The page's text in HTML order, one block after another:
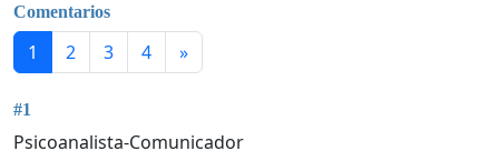
Comentarios
1 2 3 4 »
#1
Psicoanalista-Comunicador